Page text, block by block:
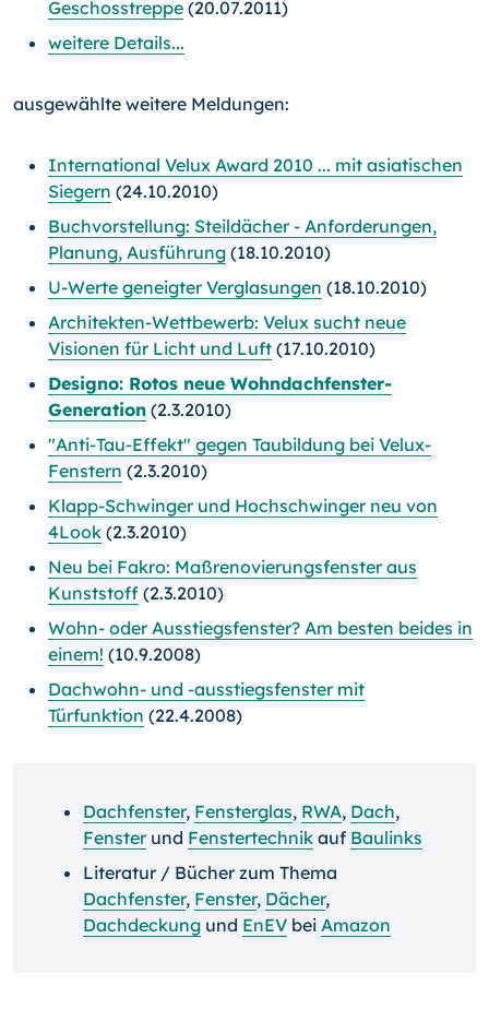
Geschosstreppe (20.07.2011)
weitere Details...
ausgewählte weitere Meldungen:
International Velux Award 2010 ... mit asiatischen
Siegern (24.10.2010)
Buchvorstellung: Steildächer - Anforderungen,
Planung, Ausführung (18.10.2010)
U-Werte geneigter Verglasungen (18.10.2010)
Architekten-Wettbewerb: Velux sucht neue
Visionen für Licht und Luft (17.10.2010)
Designo: Rotos neue Wohndachfenster-
Generation (2.3.2010)
"Anti-Tau-Effekt" gegen Taubildung bei Velux-
Fenstern (2.3.2010)
Klapp-Schwinger und Hochschwinger neu von
4Look (2.3.2010)
Neu bei Fakro: Maßrenovierungsfenster aus
Kunststoff (2.3.2010)
Wohn- oder Ausstiegsfenster? Am besten beides in
einem! (10.9.2008)
Dachwohn- und -ausstiegsfenster mit
Türfunktion (22.4.2008)
Dachfenster, Fensterglas, RWA, Dach,
Fensterund Fenstertechnik auf Baulinks
Literatur / Bücher zum Thema
Dachfenster, Fenster, Dächer,
Dachdeckung und EnEV bei Amazon